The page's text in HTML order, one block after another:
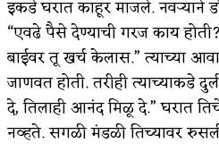
डेंग्यू: ताप उतरला
४ जुलै – इतिहासात
सुवर्ण – झळाळी
‘अर्थ’पूर्ण हास्य
इकडे घरात काहूर माजले. नवऱ्याने
“एवढे पैसे देण्याची गरज काय
बाईवर तू खर्च केलास.” त्याच्या
जाणवत होती. तरीही त्याच्याकडे
दे, तिलाही आनंद मिळू दे.” घरात
नव्हते. सगळी मंडळी तिच्यावर